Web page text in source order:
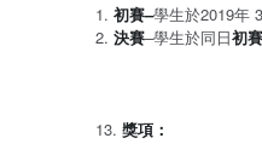
初賽–學生於2019年
決賽–學生於同日初
獎項：